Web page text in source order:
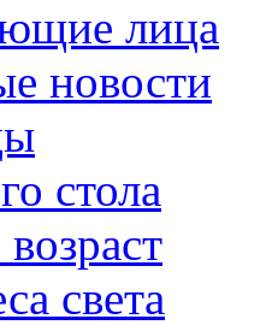
лица
новости
стола
света